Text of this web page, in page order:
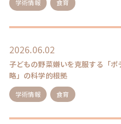
学術情報 食育
2026.06.02
子どもの野菜嫌いを克服する「
略」の科学的根拠
学術情報 食育